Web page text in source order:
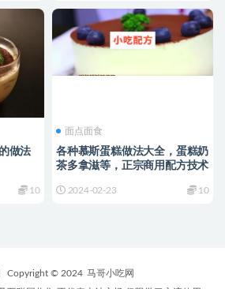
做法
10
面点面食
各种慕斯蛋糕做法大全，蛋糕奶
茶多拿滋等，正宗商用配方技术
2024-02-23 10
Copyright © 2024 马哥小吃网